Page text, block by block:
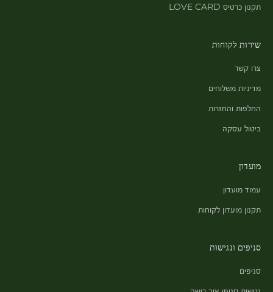
תקנון כרטיס LOVE CARD
שירות לקוחות
צרו קשר
מדיניות משלוחים
החלפות והחזרות
ביטול עסקה
מועדון
עמוד מועדון
תקנון מועדון לקוחות
סניפים ונגישות
סניפים